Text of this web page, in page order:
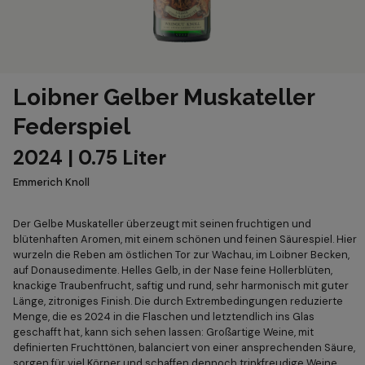
Loibner Gelber Muskateller
Federspiel
2024 | 0.75 Liter
Emmerich Knoll
Der Gelbe Muskateller überzeugt mit seinen fruchtigen und
blütenhaften Aromen, mit einem schönen und feinen Säurespiel. Hier
wurzeln die Reben am östlichen Tor zur Wachau, im Loibner Becken,
auf Donausedimente. Helles Gelb, in der Nase feine Hollerblüten,
knackige Traubenfrucht, saftig und rund, sehr harmonisch mit guter
Länge, zitroniges Finish. Die durch Extrembedingungen reduzierte
Menge, die es 2024 in die Flaschen und letztendlich ins Glas
geschafft hat, kann sich sehen lassen: Großartige Weine, mit
definierten Fruchttönen, balanciert von einer ansprechenden Säure,